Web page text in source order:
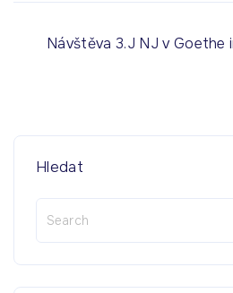
Návštěva 3.J NJ v
Hledat